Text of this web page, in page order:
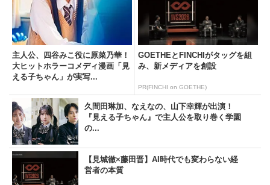
主人公、四谷みこ役に原菜乃華！
大ヒットホラーコメディ漫画「見
える子ちゃん」が実写...
GOETHEとFINCHIがタッグを組
み、新メディアを創設
PR(FINCHI on GOETHE)
久間田琳加、なえなの、山下幸輝が出演！
『見える子ちゃん』で主人公を取り巻く学園
の...
【見城徹×藤田晋】AI時代でも変わらない経
営者の本質